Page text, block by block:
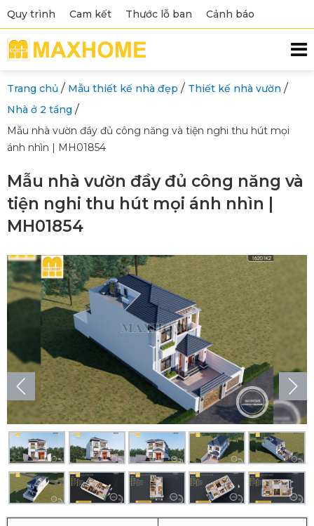
Quy trình Cam kết Thước lỗ ban Cảnh báo
Trang chủ / Mẫu thiết kế nhà đẹp / Thiết kế nhà vườn /
Nhà ở 2 tầng /
Mẫu nhà vườn đầy đủ công năng và tiện nghi thu hút mọi
ánh nhìn | MH01854
Mẫu nhà vườn đầy đủ công năng và
tiện nghi thu hút mọi ánh nhìn |
MH01854